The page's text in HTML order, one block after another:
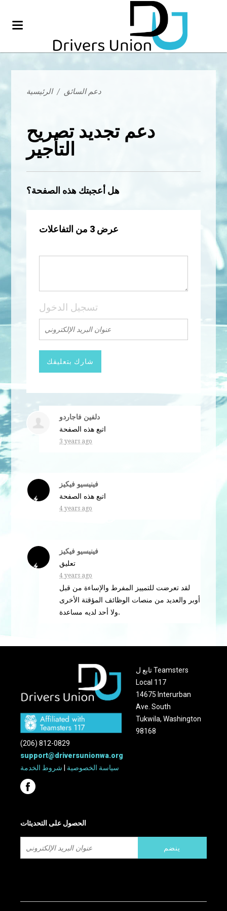
الرئيسية / دعم السائق
دعم تجديد تصريح
التأجير
هل أعجبتك هذه الصفحة؟
عرض 3 من التفاعلات
تسجيل الدخول
دلفين فاجاردو
اتبع هذه الصفحة
3 years ago
فينيسيو فيكيز
اتبع هذه الصفحة
4 years ago
فينيسيو فيكيز
تعليق
4 years ago
لقد تعرضت للتمييز المفرط والإساءة من قبل
أوبر والعديد من منصات الوظائف المؤقتة الأخرى
ولا أحد لديه مساعدة.
تابع ل Teamsters
Local 117
14675 Interurban
Ave. South
Tukwila, Washington
98168
(206) 812-0829
support@driversunionwa.org
سياسة الخصوصية
شروط الخدمة
الحصول على التحديثات